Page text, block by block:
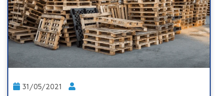
31/05/2021